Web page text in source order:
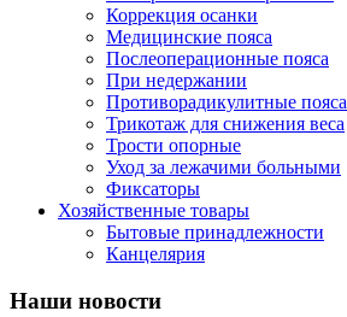
Коррекция осанки
Медицинские пояса
Послеоперационные пояса
При недержании
Противорадикулитные пояса
Трикотаж для снижения веса
Трости опорные
Уход за лежачими больными
Фиксаторы
Хозяйственные товары
Бытовые принадлежности
Канцелярия
Наши новости